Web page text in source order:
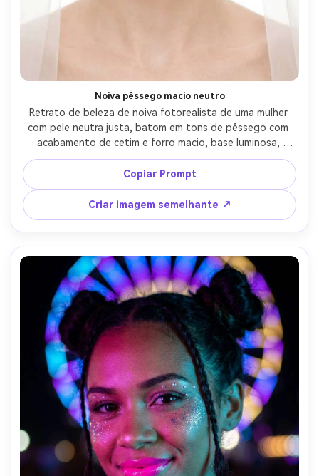
Noiva pêssego macio neutro
Retrato de beleza de noiva fotorealista de uma mulher
com pele neutra justa, batom em tons de pêssego com
acabamento de cetim e forro macio, base luminosa,
sombra sutil de champanhe, brincos de pérola, véu
suavemente visível, iluminação de estúdio brilhante e
arejada, tirado em Fujifilm GFX 100 110mm,
enquadramento de close-up, detalhe de pele e lábios
ultra-realista, equilíbrio branco limpo, qualidade editorial
do casamento- -ar 4:5
Copiar Prompt
Criar imagem semelhante ↗